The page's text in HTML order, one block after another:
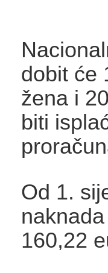
dobit će
žena i
biti
Od 1.
160,22